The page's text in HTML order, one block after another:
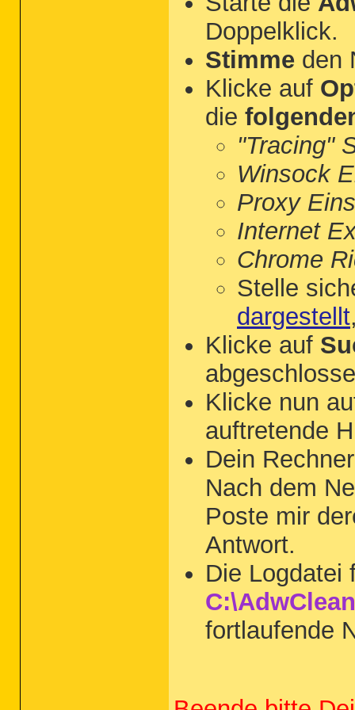
Doppelklick.
Stimme den
Klicke auf
die
"Tracing"
Winsock
Proxy
Internet
Chrome
Stelle
dargestellt
Klicke auf
Klicke nun
auftretende
Dein
Nach dem
Poste mir
Antwort.
Die Logdatei
fortlaufende